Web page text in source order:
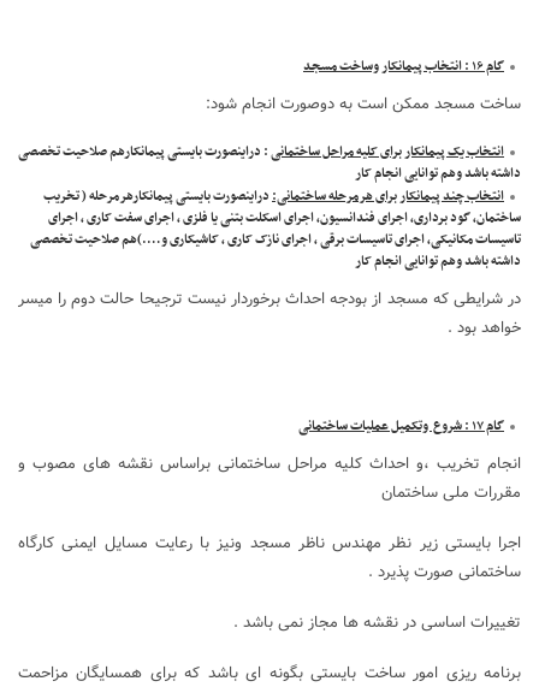
گام ۱۶ : انتخاب پیمانکار وساخت مسجد
ساخت مسجد ممکن است به دوصورت انجام شود:
انتخاب یک پیمانکار برای کلیه مراحل ساختمانی: دراینصورت بایستی پیمانکارهم صلاحیت تخصصی
داشته باشد وهم توانایی انجام کار
انتخاب چند پیمانکار برای هرمرحله ساختمانی:دراینصورت بایستی پیمانکارهرمرحله ( تخریب
ساختمان، گود برداری، اجرای فندانسیون، اجرای اسکلت بتنی یا فلزی ، اجرای سفت کاری ، اجرای
تاسیسات مکانیکی، اجرای تاسیسات برقی ، اجرای نازک کاری ، کاشیکاری و….)هم صلاحیت تخصصی
داشته باشد وهم توانایی انجام کار
در شرایطی که مسجد از بودجه احداث برخوردار نیست ترجیحا حالت دوم را میسر
خواهد بود .
گام ۱۷ : شروع وتکمیل عملیات ساختمانی
انجام تخریب ،و احداث کلیه مراحل ساختمانی براساس نقشه های مصوب و
مقررات ملی ساختمان
اجرا بایستی زیر نظر مهندس ناظر مسجد ونیز با رعایت مسایل ایمنی کارگاه
ساختمانی صورت پذیرد .
تغییرات اساسی در نقشه ها مجاز نمی باشد .
برنامه ریزی امور ساخت بایستی بگونه ای باشد که برای همسایگان مزاحمت